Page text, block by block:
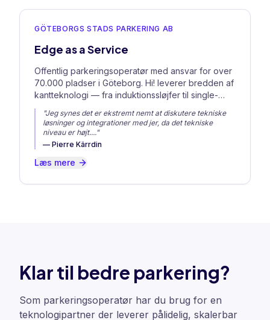
GÖTEBORGS STADS PARKERING AB
Edge as a Service
Offentlig parkeringsoperatør med ansvar for over
70.000 pladser i Göteborg. Hi! leverer bredden af
kantteknologi — fra induktionssløjfer til single-
space-sensorer.
"Jeg synes det er ekstremt nemt at diskutere tekniske
løsninger og integrationer med jer, da det tekniske
niveau er højt...."
— Pierre Kärrdin
Læs mere
Klar til bedre parkering?
Som parkeringsoperatør har du brug for en
teknologipartner der leverer pålidelig, skalerbar